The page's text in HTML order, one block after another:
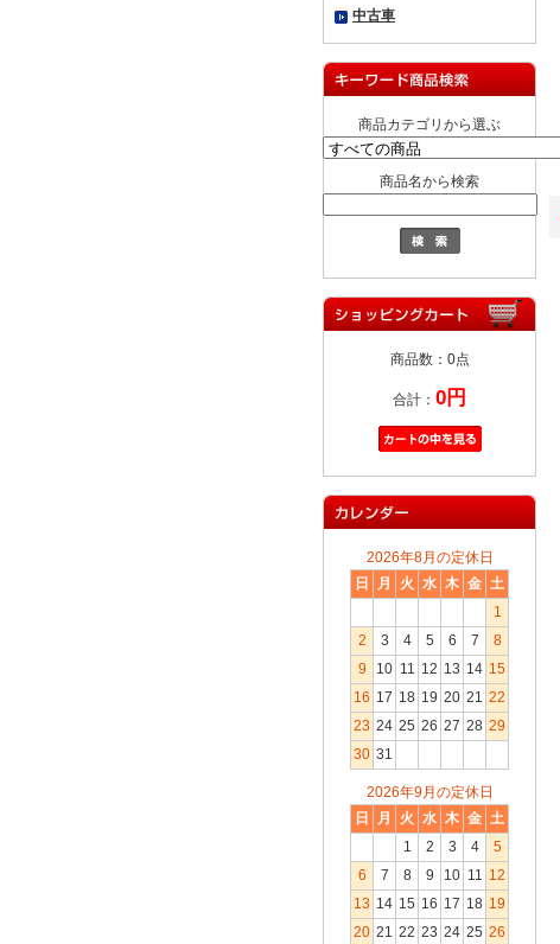
中古車
商品カテゴリから選ぶ
商品名から検索
商品数：0点
合計： 0円
2026年8月の定休日
日
月 火 水 木 金 土
1
2
3 4 5 6 7
8
9
10 11 12 13 14 15
16 17 18 19 20 21 22
23 24 25 26 27 28 29
30 31
2026年9月の定休日
日
月 火 水 木 金 土
1
2 3 4
5
6
7 8 9 10 11 12
13 14 15 16 17 18 19
20 21 22 23 24 25 26